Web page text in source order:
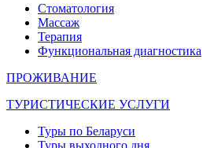
Стоматология
Массаж
Терапия
Функциональная диагностика
ПРОЖИВАНИЕ
ТУРИСТИЧЕСКИЕ УСЛУГИ
Туры по Беларуси
Туры выходного дня